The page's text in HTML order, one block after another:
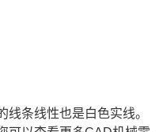
线条线性也是白色实线。